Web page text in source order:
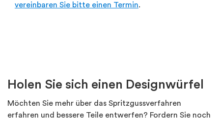
vereinbaren Sie bitte einen Termin.
Holen Sie sich einen Designwürfel
Möchten Sie mehr über das Spritzgussverfahren
erfahren und bessere Teile entwerfen? Fordern Sie noch